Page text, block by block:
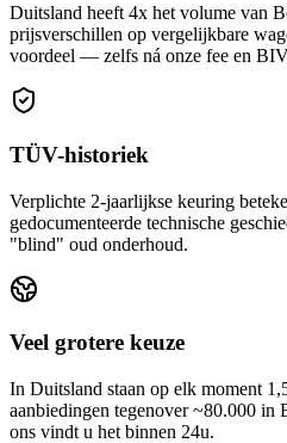
Duitsland heeft 4x het volume van
prijsverschillen op vergelijkbare
voordeel — zelfs ná onze fee en
TÜV-historiek
Verplichte 2-jaarlijkse keuring
gedocumenteerde technische
"blind" oud onderhoud.
Veel grotere keuze
In Duitsland staan op elk moment
aanbiedingen tegenover ~80.000 in
ons vindt u het binnen 24u.